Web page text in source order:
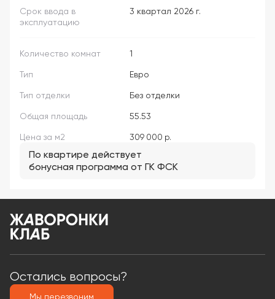
Срок ввода в
эксплуатацию
3 квартал 2026 г.
Количество комнат 1
Тип Евро
Тип отделки Без отделки
Общая площадь 55.53
Цена за м2 309 000 р.
По квартире действует
бонусная программа от ГК ФСК
Остались вопросы?
Мы перезвоним